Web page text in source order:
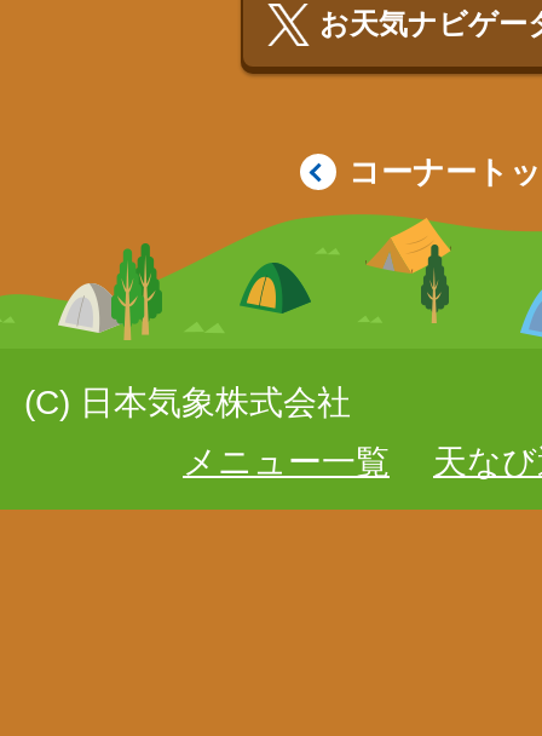
お天気ナビゲー
コーナート
(C) 日本気象株式会社
メニュー一覧
天な